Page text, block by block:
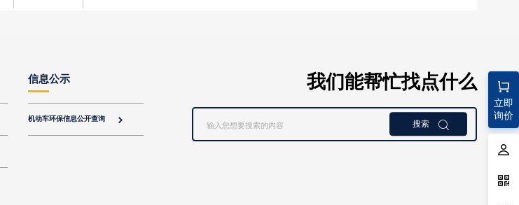
立即
询价
信息公示
机动车环保信息公开查询 
我们能帮忙找点什么
搜索 